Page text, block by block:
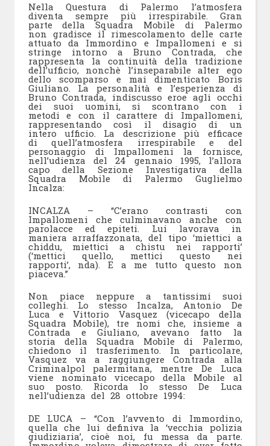
Nella Questura di Palermo l’atmosfera
diventa sempre più irrespirabile. Gran
parte della Squadra Mobile di Palermo
non gradisce il rimescolamento delle carte
attuato da Immordino e Impallomeni e si
stringe intorno a Bruno Contrada, che
rappresenta la continuità della tradizione
dell’ufficio, nonchè l’inseparabile alter ego
dello scomparso e mai dimenticato Boris
Giuliano. La personalità e l’esperienza di
Bruno Contrada, indiscusso eroe agli occhi
dei suoi uomini, si scontrano con i
metodi e con il carattere di Impallomeni,
rappresentando così il disagio di un
intero ufficio. La descrizione più efficace
di quell’atmosfera irrespirabile e del
personaggio di Impallomeni la fornisce,
nell’udienza del 24 gennaio 1995, l’allora
capo della Sezione Investigativa della
Squadra Mobile di Palermo Guglielmo
Incalza:
INCALZA – “C’erano contrasti con
Impallomeni che culminavano anche con
parolacce ed epiteti. Lui lavorava in
maniera arraffazzonata, del tipo ‘miettici a
chiddu, miettici a chistu nei rapporti’
(‘mettici quello, mettici questo nei
rapporti’, nda). E a me tutto questo non
piaceva.”
Non piace neppure a tantissimi suoi
colleghi. Lo stesso Incalza, Antonio De
Luca e Vittorio Vasquez (vicecapo della
Squadra Mobile), tre nomi che, insieme a
Contrada e Giuliano, avevano fatto la
storia della Squadra Mobile di Palermo,
chiedono il trasferimento. In particolare,
Vasquez va a raggiungere Contrada alla
Criminalpol palermitana, mentre De Luca
viene nominato vicecapo della Mobile al
suo posto. Ricorda lo stesso De Luca
nell’udienza del 28 ottobre 1994:
DE LUCA – “Con l’avvento di Immordino,
quella che lui definiva la ‘vecchia polizia
giudiziaria’, cioè noi, fu messa da parte.